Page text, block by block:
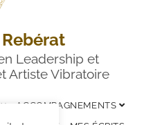
Leadership et
Artiste Vibratoire
ACCOMPAGNEMENTS